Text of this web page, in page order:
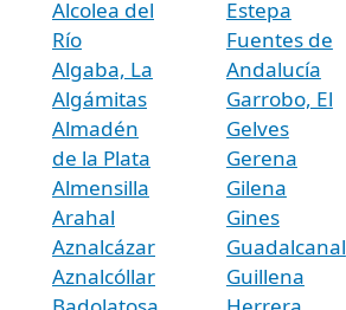
Alcolea del
Río
Algaba, La
Algámitas
Almadén
de la Plata
Almensilla
Arahal
Aznalcázar
Aznalcóllar
Estepa
Fuentes de
Andalucía
Garrobo, El
Gelves
Gerena
Gilena
Gines
Guadalcanal
Guillena